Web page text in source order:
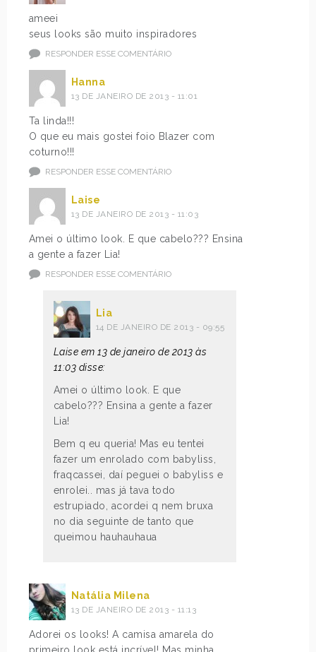
ameei
seus looks são muito inspiradores
RESPONDER ESSE COMENTÁRIO
Hanna
13 DE JANEIRO DE 2013 - 11:01
Ta linda!!!
O que eu mais gostei foio Blazer com
coturno!!!
RESPONDER ESSE COMENTÁRIO
Laise
13 DE JANEIRO DE 2013 - 11:03
Amei o último look. E que cabelo??? Ensina
a gente a fazer Lia!
RESPONDER ESSE COMENTÁRIO
Lia
14 DE JANEIRO DE 2013 - 09:55
Laise em 13 de janeiro de 2013 às
11:03 disse:
Amei o último look. E que
cabelo??? Ensina a gente a fazer
Lia!
Bem q eu queria! Mas eu tentei
fazer um enrolado com babyliss,
fraqcassei, daí peguei o babyliss e
enrolei.. mas já tava todo
estrupiado, acordei q nem bruxa
no dia seguinte de tanto que
queimou hauhauhaua
Natália Milena
13 DE JANEIRO DE 2013 - 11:13
Adorei os looks! A camisa amarela do